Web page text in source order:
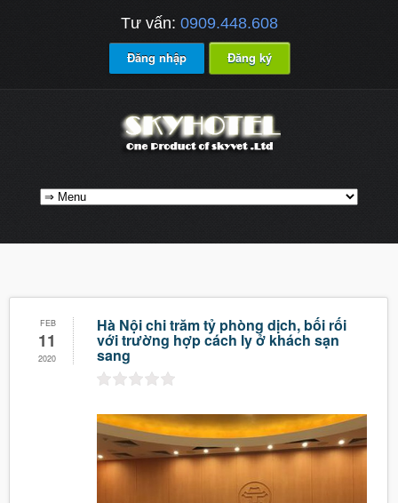
Tư vấn: 0909.448.608
Đăng nhập Đăng ký
FEB
11
2020
Hà Nội chi trăm tỷ phòng dịch, bối rối
với trường hợp cách ly ở khách sạn
sang